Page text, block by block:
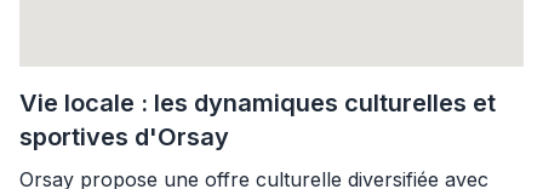
Vie locale : les dynamiques culturelles et
sportives d'Orsay
Orsay propose une offre culturelle diversifiée avec